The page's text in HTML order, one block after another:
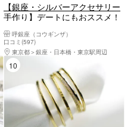
【銀座・シルバーアクセサリー
手作り】デートにもおススメ！
グ作り体験
呼銀座（コウギンザ）
口コミ(597)
東京都
銀座・日本橋・東京駅周辺